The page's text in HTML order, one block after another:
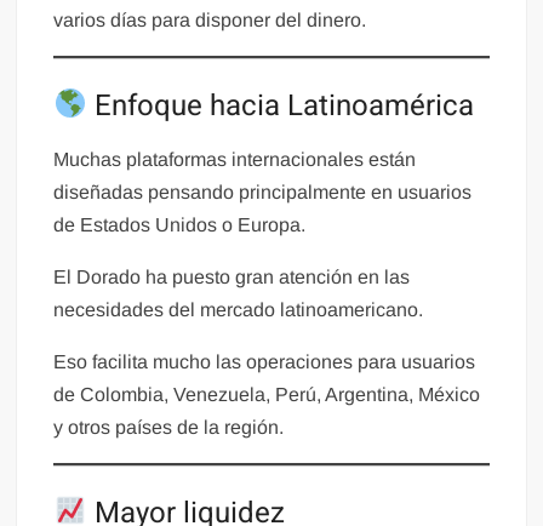
varios días para disponer del dinero.
Enfoque hacia Latinoamérica
Muchas plataformas internacionales están
diseñadas pensando principalmente en usuarios
de Estados Unidos o Europa.
El Dorado ha puesto gran atención en las
necesidades del mercado latinoamericano.
Eso facilita mucho las operaciones para usuarios
de Colombia, Venezuela, Perú, Argentina, México
y otros países de la región.
Mayor liquidez